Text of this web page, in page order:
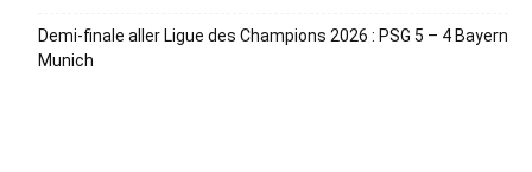
Demi-finale aller Ligue des Champions 2026 : PSG 5 – 4 Bayern
Munich